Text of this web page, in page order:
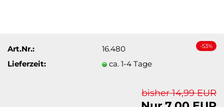
-53%
Art.Nr.:
16.480
Lieferzeit:
ca. 1-4 Tage
bisher 14,99 EUR